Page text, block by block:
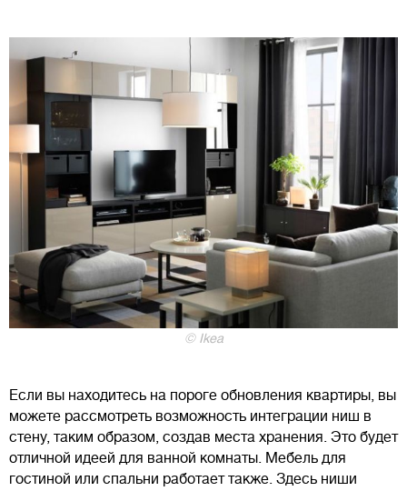
© Ikea
Если вы находитесь на пороге обновления квартиры, вы
можете рассмотреть возможность интеграции ниш в
стену, таким образом, создав места хранения. Это будет
отличной идеей для ванной комнаты. Мебель для
гостиной или спальни работает также. Здесь ниши